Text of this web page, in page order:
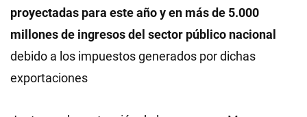
proyectadas para este año y en más de 5.000
millones de ingresos del sector público nacional
debido a los impuestos generados por dichas
exportaciones